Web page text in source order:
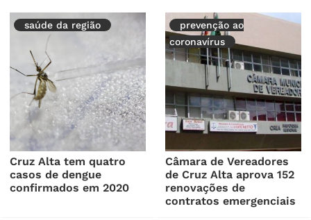
saúde da região
Cruz Alta tem quatro
casos de dengue
confirmados em 2020
prevenção ao
coronavírus
Câmara de Vereadores
de Cruz Alta aprova 152
renovações de
contratos emergenciais